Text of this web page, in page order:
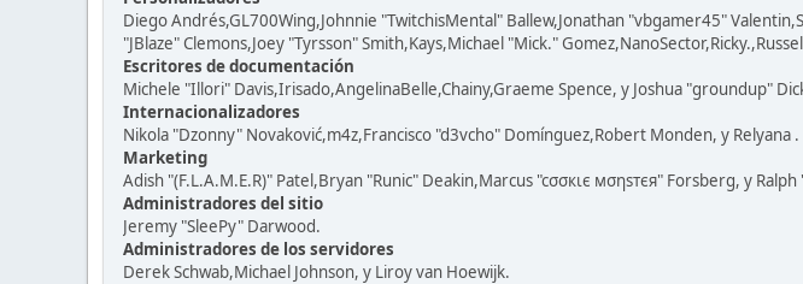
Diego Andrés,GL700Wing,Johnnie "TwitchisMental" Ballew,Jonathan "vbgamer45"
"JBlaze" Clemons,Joey "Tyrsson" Smith,Kays,Michael "Mick."
Escritores de documentación
Michele "Illori" Davis,Irisado,AngelinaBelle,Chainy,Graeme Spence, y Joshua "groundup"
Internacionalizadores
Nikola "Dzonny" Novaković,m4z,Francisco "d3vcho" Domínguez,Robert Monden, y Relyana .
Marketing
Adish "(F.L.A.M.E.R)" Patel,Bryan "Runic" Deakin,Marcus "cσσкιє мσηѕтєя" Forsberg, y
Administradores del sitio
Jeremy "SleePy" Darwood.
Administradores de los servidores
Derek Schwab,Michael Johnson, y Liroy van Hoewijk.